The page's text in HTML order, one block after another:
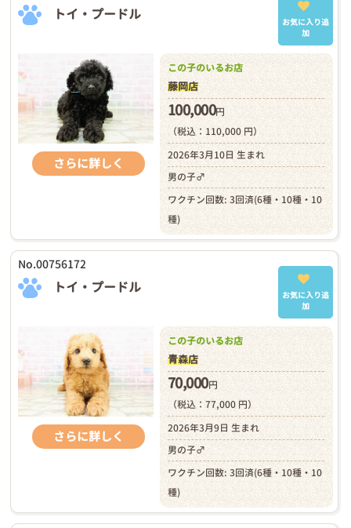
トイ・プードル
お気に入り追
加
さらに詳しく
この子のいるお店
藤岡店
100,000円
（税込：110,000 円）
2026年3月10日 生まれ
男の子♂
ワクチン回数: 3回済(6種・10種・10
種)
No.00756172
トイ・プードル
お気に入り追
加
さらに詳しく
この子のいるお店
青森店
70,000円
（税込：77,000 円）
2026年3月9日 生まれ
男の子♂
ワクチン回数: 3回済(6種・10種・10
種)